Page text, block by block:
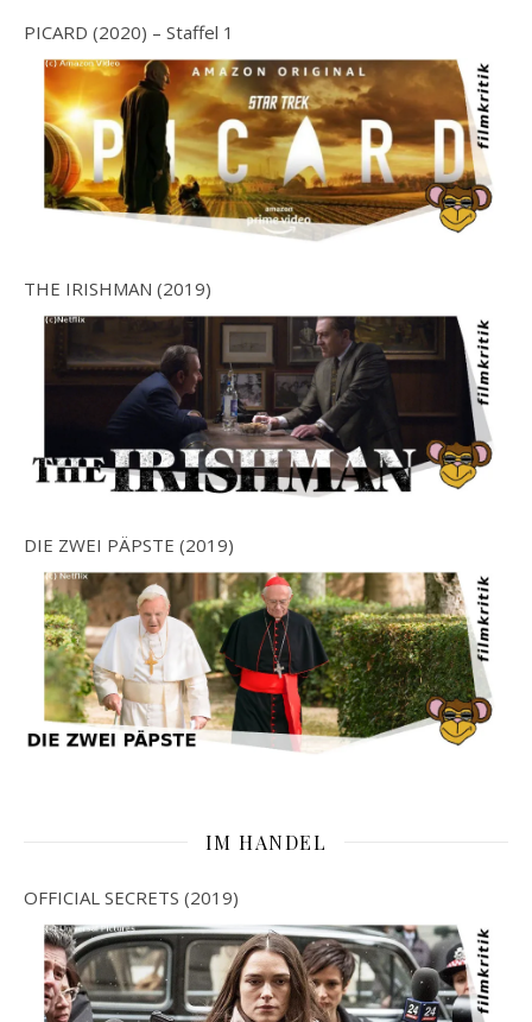
PICARD (2020) – Staffel 1
THE IRISHMAN (2019)
DIE ZWEI PÄPSTE (2019)
IM HANDEL
OFFICIAL SECRETS (2019)